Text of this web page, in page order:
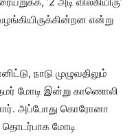
என்று
நாடு முழுவதிலும்
மோடி இன்று காணொலி
அப்போது கொரோனா
தொடர்பாக மோடி